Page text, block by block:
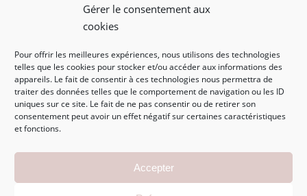
Gérer le consentement aux
cookies
Pour offrir les meilleures expériences, nous utilisons des technologies
telles que les cookies pour stocker et/ou accéder aux informations des
appareils. Le fait de consentir à ces technologies nous permettra de
traiter des données telles que le comportement de navigation ou les ID
uniques sur ce site. Le fait de ne pas consentir ou de retirer son
consentement peut avoir un effet négatif sur certaines caractéristiques
et fonctions.
Accepter
AZUR BEAUTY ESHOP